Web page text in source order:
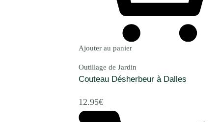
Ajouter au panier
Outillage de Jardin
Couteau Désherbeur à Dalles
12.95€